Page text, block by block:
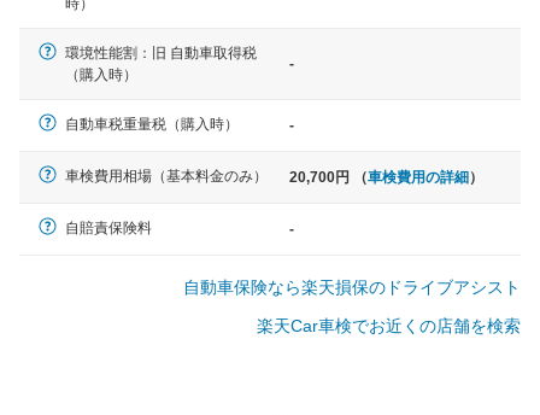
軽自動車
中型車
ラ、ステップワゴン など
時）
環境性能割：旧 自動車取得税
（購入時）
-
自動車税重量税（購入時） -
車検費用相場（基本料金のみ） 20,700円 （車検費用の詳細）
自賠責保険料 -
自動車保険なら楽天損保のドライブアシスト
楽天Car車検でお近くの店舗を検索